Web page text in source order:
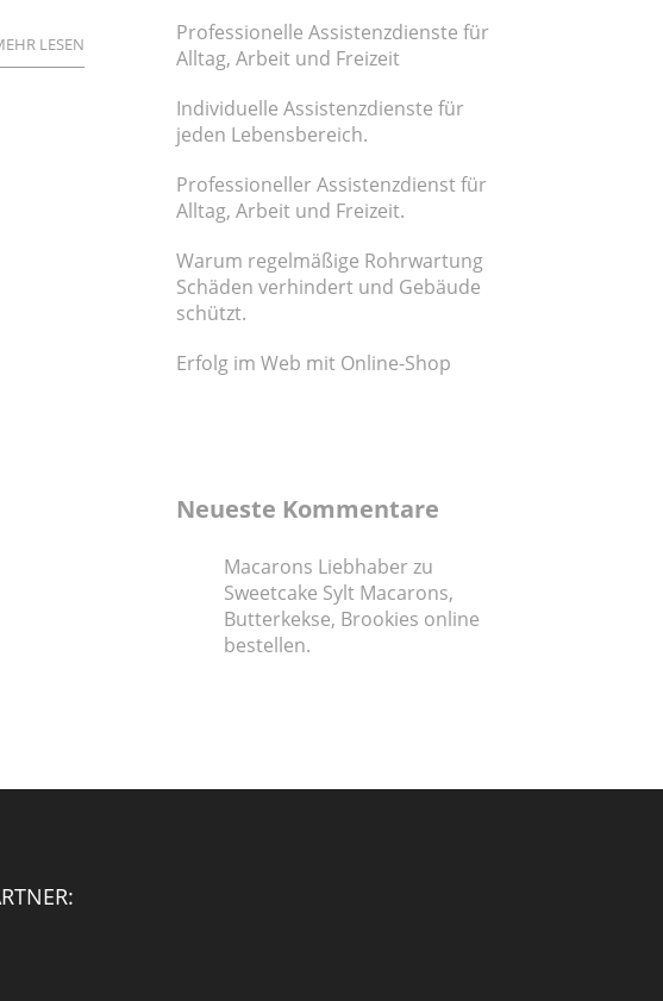
LESEN
Professionelle Assistenzdienste für
Alltag, Arbeit und Freizeit
Individuelle Assistenzdienste für
jeden Lebensbereich.
Professioneller Assistenzdienst für
Alltag, Arbeit und Freizeit.
Warum regelmäßige Rohrwartung
Schäden verhindert und Gebäude
schützt.
Erfolg im Web mit Online-Shop
Neueste Kommentare
Macarons Liebhaber zu
Sweetcake Sylt Macarons,
Butterkekse, Brookies online
bestellen.